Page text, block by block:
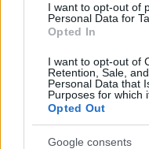
I want to opt-out of
Personal Data for
Opted In
I want to opt-out of
Retention, Sale,
Personal Data that
Purposes for which
Opted Out
Google consents